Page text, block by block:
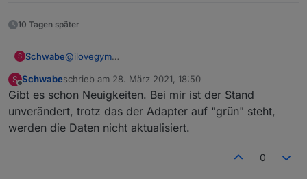
10 Tagen später
S Schwabe@ilovegym
ich habe mittlerweile eine downgarde auf node.js
12.21.0 gemacht und meine NPM Version ist 6.14.11.
Der Status ist bei mir unverändert. Da ich bei den
Adaptern die Einstellung stable habe, ist meine
Meteoalarm Version noch 1.0.9 und somit muss ich
http://meteoalarm.eu/documents/rss/de/DE128.rss"
S
Offline
Schwabeschrieb am 28. März 2021, 18:50
zuletzt editiert von
Gibt es schon Neuigkeiten. Bei mir ist der Stand
unverändert, trotz das der Adapter auf "grün" steht,
werden die Daten nicht aktualisiert.
0